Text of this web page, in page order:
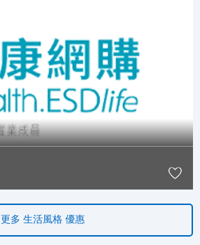
更多 生活風格 優惠